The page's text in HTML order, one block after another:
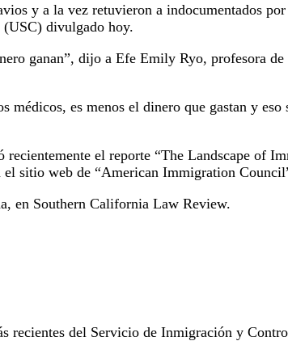
y a la vez retuvieron a indocumentados
divulgado hoy.
ganan”, dijo a Efe Emily Ryo, profesora de
médicos, es menos el dinero que gastan y eso
recientemente el reporte “The Landscape of
el sitio web de “American Immigration
en Southern California Law Review.
recientes del Servicio de Inmigración y